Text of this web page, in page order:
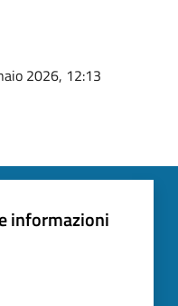
2026, 12:13
informazioni